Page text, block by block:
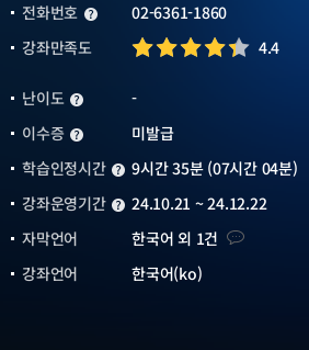
전화번호 전화번호02-6361-1860
강좌만족도
4.4
난이도 난이도
-
이수증 이수증
미발급
학습인정시간 학습인정시간
9시간 35분 (07시간 04분)
강좌운영기간 강좌운영기간
24.10.21 ~ 24.12.22
자막언어
한국어 외 1건 자막언어
강좌언어
한국어(ko)